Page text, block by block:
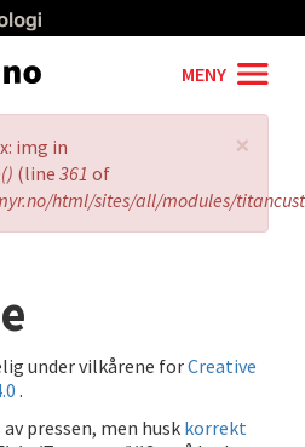
MENY
×
img in
(line 361 of
html/sites/all/modules/
under vilkårene forCreative
.
pressen, men husk korrekt